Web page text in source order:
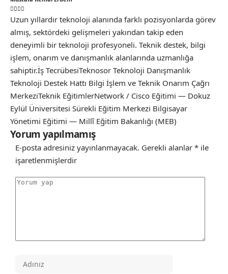
Uzun yıllardır teknoloji alanında farklı pozisyonlarda görev
almış, sektördeki gelişmeleri yakından takip eden
deneyimli bir teknoloji profesyoneli. Teknik destek, bilgi
işlem, onarım ve danışmanlık alanlarında uzmanlığa
sahiptir.İş TecrübesiTeknosor Teknoloji Danışmanlık
Teknoloji Destek Hattı Bilgi İşlem ve Teknik Onarım Çağrı
MerkeziTeknik EğitimlerNetwork / Cisco Eğitimi — Dokuz
Eylül Üniversitesi Sürekli Eğitim Merkezi Bilgisayar
Yönetimi Eğitimi — Millî Eğitim Bakanlığı (MEB)
Yorum yapılmamış
E-posta adresiniz yayınlanmayacak. Gerekli alanlar * ile
işaretlenmişlerdir